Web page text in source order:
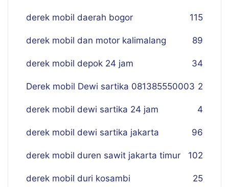
derek mobil daerah bogor 115
derek mobil dan motor kalimalang 89
derek mobil depok 24 jam 34
Derek mobil Dewi sartika 081385550003 2
derek mobil dewi sartika 24 jam 4
derek mobil dewi sartika jakarta 96
derek mobil duren sawit jakarta timur 102
derek mobil duri kosambi 25